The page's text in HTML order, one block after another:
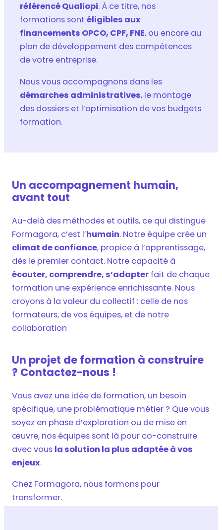
référencé Qualiopi. À ce titre, nos
formations sont éligibles aux
financements OPCO, CPF, FNE, ou encore au
plan de développement des compétences
de votre entreprise.
Nous vous accompagnons dans les
démarches administratives, le montage
des dossiers et l’optimisation de vos budgets
formation.
Un accompagnement humain,
avant tout
Au-delà des méthodes et outils, ce qui distingue
Formagora, c’est l’humain. Notre équipe crée un
climat de confiance, propice à l’apprentissage,
dès le premier contact. Notre capacité à
écouter, comprendre, s’adapter fait de chaque
formation une expérience enrichissante. Nous
croyons à la valeur du collectif : celle de nos
formateurs, de vos équipes, et de notre
collaboration
Un projet de formation à construire
? Contactez-nous !
Vous avez une idée de formation, un besoin
spécifique, une problématique métier ? Que vous
soyez en phase d’exploration ou de mise en
œuvre, nos équipes sont là pour co-construire
avec vous la solution la plus adaptée à vos
enjeux.
Chez Formagora, nous formons pour
transformer.